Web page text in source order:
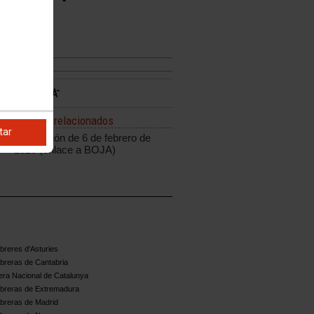
Enlaces relacionados
Resolución de 6 de febrero de
2025 (enlace a BOJA)
d'Asturies
de Cantabria
Nacional de Catalunya
de Extremadura
de Madrid